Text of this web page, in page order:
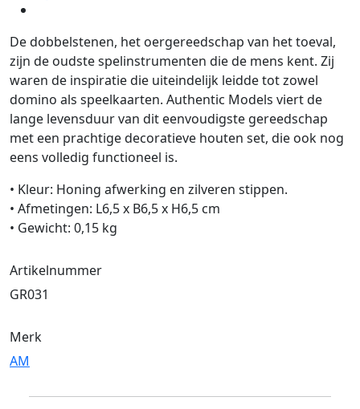
De dobbelstenen, het oergereedschap van het toeval,
zijn de oudste spelinstrumenten die de mens kent. Zij
waren de inspiratie die uiteindelijk leidde tot zowel
domino als speelkaarten. Authentic Models viert de
lange levensduur van dit eenvoudigste gereedschap
met een prachtige decoratieve houten set, die ook nog
eens volledig functioneel is.
• Kleur: Honing afwerking en zilveren stippen.
• Afmetingen: L6,5 x B6,5 x H6,5 cm
• Gewicht: 0,15 kg
Artikelnummer
GR031
Merk
AM